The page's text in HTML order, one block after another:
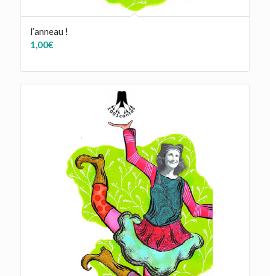
l’anneau !
1,00€